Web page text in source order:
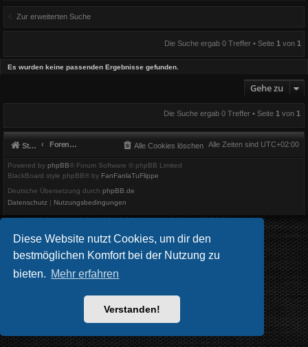
Diese Website nutzt Cookies, um dir den
bestmöglichen Komfort bei der Nutzung zu
bieten. Mehr erfahren
Verstanden!
Zur erweiterten Suche
Die Suche ergab 0 Treffer • Seite 1von 1
Es wurden keine passenden Ergebnisse gefunden.
Gehe zu
Die Suche ergab 0 Treffer • Seite 1 von 1
Startseite Foren-Übersicht Alle Zeiten sind UTC+02:00
Alle Cookies löschen
Powered by phpBB® Forum Software © phpBB Limited
BlackBoard style phpBB® by FanFanlaTuFlippe
Deutsche Übersetzung durch phpBB.de
Datenschutz | Nutzungsbedingungen